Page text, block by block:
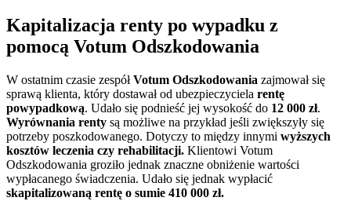
Kapitalizacja renty po wypadku z
pomocą Votum Odszkodowania
W ostatnim czasie zespółVotum Odszkodowania zajmował się
sprawą klienta, który dostawał od ubezpieczyciela rentę
powypadkową. Udało się podnieść jej wysokość do 12 000 zł.
Wyrównania renty są możliwe na przykład jeśli zwiększyły się
potrzeby poszkodowanego. Dotyczy to między innymi wyższych
kosztów leczenia czy rehabilitacji. Klientowi Votum
Odszkodowania groziło jednak znaczne obniżenie wartości
wypłacanego świadczenia. Udało się jednak wypłacić
skapitalizowaną rentę o sumie 410 000 zł.